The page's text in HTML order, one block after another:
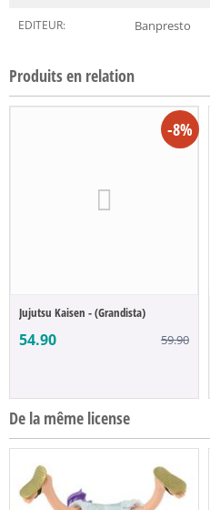
EDITEUR: Banpresto
Produits en relation
-8%
Jujutsu Kaisen - (Grandista)
54.90 59.90
De la même license